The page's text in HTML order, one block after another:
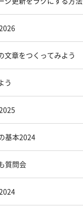
文章をつくってみよう
う
基本2024
質問会